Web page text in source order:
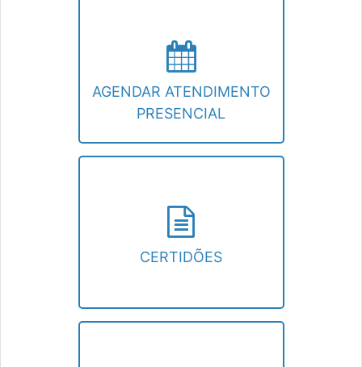
AGENDAR ATENDIMENTO
PRESENCIAL
O atendimento presencial na Receita
precisa ser previamente agendado.
CERTIDÕES
Emissão e autenticação de certidões.